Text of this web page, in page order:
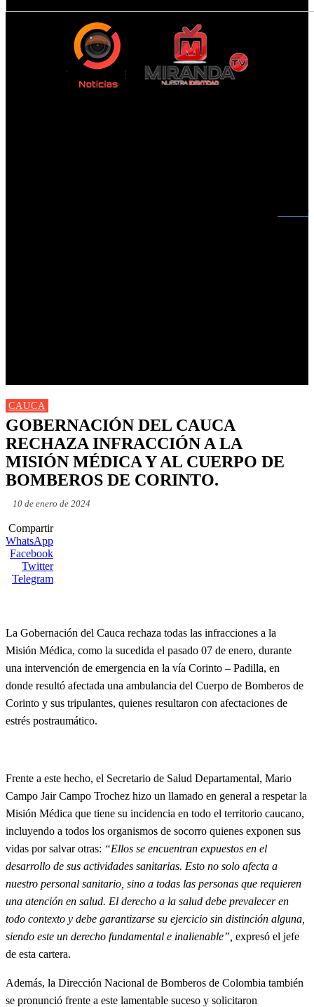
CAUCA
GOBERNACIÓN DEL CAUCA
RECHAZA INFRACCIÓN A LA
MISIÓN MÉDICA Y AL CUERPO DE
BOMBEROS DE CORINTO.
10 de enero de 2024
Compartir
WhatsApp
Facebook
Twitter
Telegram
La Gobernación del Cauca rechaza todas las infracciones a la
Misión Médica, como la sucedida el pasado 07 de enero, durante
una intervención de emergencia en la vía Corinto – Padilla, en
donde resultó afectada una ambulancia del Cuerpo de Bomberos de
Corinto y sus tripulantes, quienes resultaron con afectaciones de
estrés postraumático.
Frente a este hecho, el Secretario de Salud Departamental, Mario
Campo Jair Campo Trochez hizo un llamado en general a respetar la
Misión Médica que tiene su incidencia en todo el territorio caucano,
incluyendo a todos los organismos de socorro quienes exponen sus
vidas por salvar otras: “Ellos se encuentran expuestos en el
desarrollo de sus actividades sanitarias. Esto no solo afecta a
nuestro personal sanitario, sino a todas las personas que requieren
una atención en salud. El derecho a la salud debe prevalecer en
todo contexto y debe garantizarse su ejercicio sin distinción alguna,
siendo este un derecho fundamental e inalienable”, expresó el jefe
de esta cartera.
Además, la Dirección Nacional de Bomberos de Colombia también
se pronunció frente a este lamentable suceso y solicitaron